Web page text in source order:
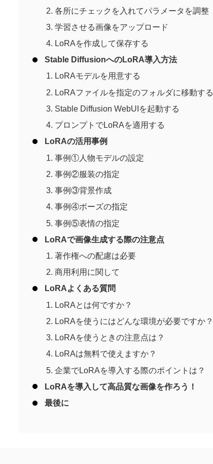
各所にチェックを入れてパラメータを調整
学習させる画像をアップロード
LoRAを作成して保存する
Stable DiffusionへのLoRA導入方法
LoRAモデルを用意する
LoRAファイルを指定のフォルダに移動する
Stable Diffusion WebUIを起動する
プロンプトでLoRAを適用する
LoRAの活用事例
事例①人物モデルの設定
事例②服装の指定
事例③背景作成
事例④ポーズの指定
事例⑤表情の指定
LoRAで画像生成する際の注意点
著作権への配慮は必要
商用利用に関して
LoRAよくある質問
LoRAとは何ですか？
LoRAを使うにはどんな環境が必要ですか？
LoRAを使うときの注意点は？
LoRAは無料で使えますか？
企業でLoRAを導入する際のポイントは？
LoRAを導入して高品質な画像を作ろう！
最後に